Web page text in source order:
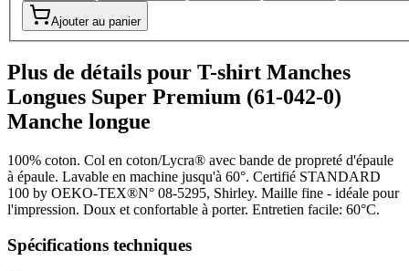
Ajouter au panier
Plus de détails pour T-shirt Manches
Longues Super Premium (61-042-0)
Manche longue
100% coton. Col en coton/Lycra® avec bande de propreté d'épaule
à épaule. Lavable en machine jusqu'à 60°. Certifié STANDARD
100 by OEKO-TEX®N° 08-5295, Shirley. Maille fine - idéale pour
l'impression. Doux et confortable à porter. Entretien facile: 60°C.
Spécifications techniques